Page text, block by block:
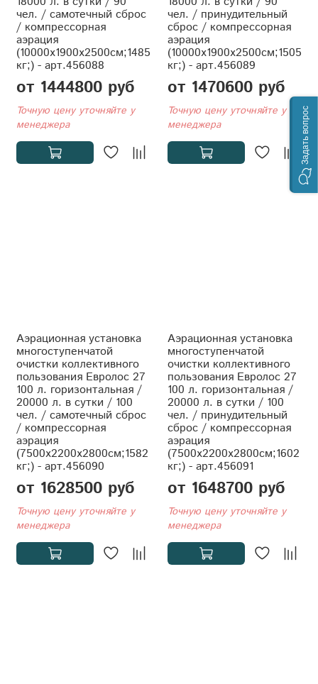
чел. / самотечный сброс
/ компрессорная
аэрация
(10000x1900x2500см;1485
кг;) - арт.456088
от 1444800 руб
Точную цену уточняйте у
менеджера
чел. / принудительный
сброс / компрессорная
аэрация
(10000x1900x2500см;1505
кг;) - арт.456089
от 1470600 руб
Точную цену уточняйте у
менеджера
Аэрационная установка
многоступенчатой
очистки коллективного
пользования Евролос 27
100 л. горизонтальная /
20000 л. в сутки / 100
чел. / самотечный сброс
/ компрессорная
аэрация
(7500x2200x2800см;1582
кг;) - арт.456090
от 1628500 руб
Точную цену уточняйте у
менеджера
Аэрационная установка
многоступенчатой
очистки коллективного
пользования Евролос 27
100 л. горизонтальная /
20000 л. в сутки / 100
чел. / принудительный
сброс / компрессорная
аэрация
(7500x2200x2800см;1602
кг;) - арт.456091
от 1648700 руб
Точную цену уточняйте у
менеджера
Задать вопрос